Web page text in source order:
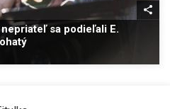
sa podieľali E.